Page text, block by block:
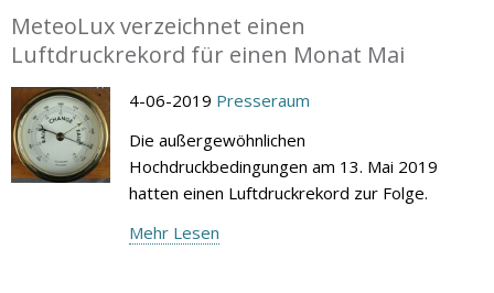
MeteoLux verzeichnet einen
Luftdruckrekord für einen Monat Mai
4-06-2019 Presseraum
Die außergewöhnlichen
Hochdruckbedingungen am 13. Mai 2019
hatten einen Luftdruckrekord zur Folge.
Mehr Lesen